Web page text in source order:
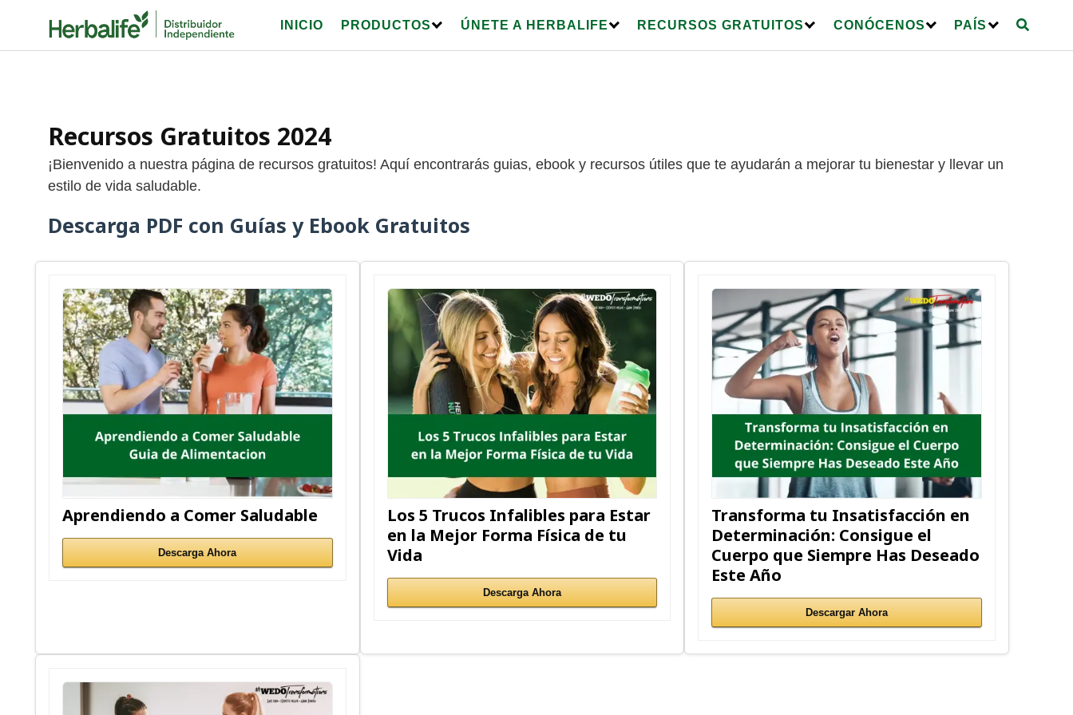
INICIO PRODUCTOS ÚNETE A HERBALIFE RECURSOS GRATUITOS CONÓCENOS PAÍS
Recursos Gratuitos 2024
¡Bienvenido a nuestra página de recursos gratuitos! Aquí encontrarás guias, ebook y recursos útiles que te ayudarán a mejorar tu bienestar y llevar un
estilo de vida saludable.
Descarga PDF con Guías y Ebook Gratuitos
Aprendiendo a Comer Saludable
Descarga Ahora
Los 5 Trucos Infalibles para Estar
en la Mejor Forma Física de tu
Vida
Descarga Ahora
Transforma tu Insatisfacción en
Determinación: Consigue el
Cuerpo que Siempre Has Deseado
Este Año
Descargar Ahora